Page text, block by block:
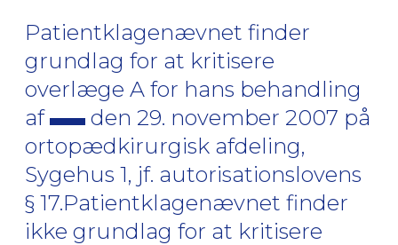
Patientklagenævnet finder
grundlag for at kritisere
overlæge A for hans behandling
af
den 29. november 2007 på
ortopædkirurgisk afdeling,
Sygehus 1, jf. autorisationslovens
§ 17.Patientklagenævnet finder
ikke grundlag for at kritisere